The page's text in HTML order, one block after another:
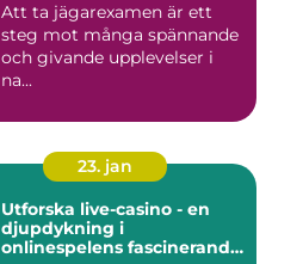
Att ta jägarexamen är ett
steg mot många spännande
och givande upplevelser i
na...
23. jan
Utforska live-casino - en
djupdykning i
onlinespelens fascinerande